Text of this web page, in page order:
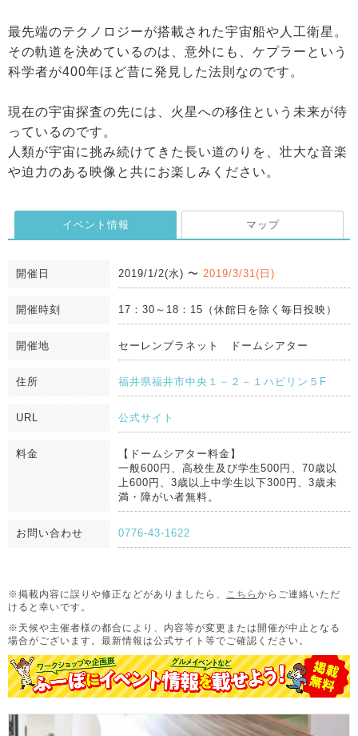
最先端のテクノロジーが搭載された宇宙船や人工衛星。
その軌道を決めているのは、意外にも、ケプラーという
科学者が400年ほど昔に発見した法則なのです。
現在の宇宙探査の先には、火星への移住という未来が待
っているのです。
人類が宇宙に挑み続けてきた長い道のりを、壮大な音楽
や迫力のある映像と共にお楽しみください。
イベント情報 マップ
開催日 2019/1/2(水) 〜 2019/3/31(日)
開催時刻 17：30～18：15（休館日を除く毎日投映）
開催地 セーレンプラネット ドームシアター
住所 福井県福井市中央１－２－１ハピリン５F
URL 公式サイト
料金
【ドームシアター料金】
一般600円、高校生及び学生500円、70歳以
上600円、3歳以上中学生以下300円、3歳未
満・障がい者無料。
お問い合わせ 0776-43-1622
※掲載内容に誤りや修正などがありましたら、 こちら からご連絡いただ
けると幸いです。
※天候や主催者様の都合により、内容等が変更または開催が中止となる
場合がございます。 最新情報は公式サイト等でご確認ください。